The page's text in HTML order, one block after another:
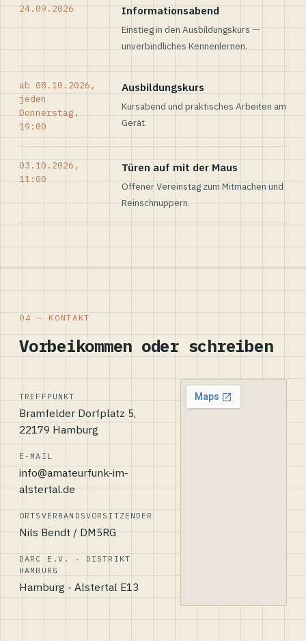
24.09.2026 Informationsabend
Einstieg in den Ausbildungskurs —
unverbindliches Kennenlernen.
ab 08.10.2026,
jeden
Donnerstag,
19:00
Ausbildungskurs
Kursabend und praktisches Arbeiten am
Gerät.
03.10.2026,
11:00
Türen auf mit der Maus
Offener Vereinstag zum Mitmachen und
Reinschnuppern.
04 — KONTAKT
Vorbeikommen oder schreiben
TREFFPUNKT
Bramfelder Dorfplatz 5,
22179 Hamburg
E-MAIL
info@amateurfunk-im-
alstertal.de
ORTSVERBANDSVORSITZENDER
Nils Bendt / DM5RG
DARC E.V. - DISTRIKT
HAMBURG
Hamburg - Alstertal E13